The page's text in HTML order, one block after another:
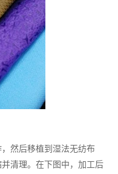
然后移植到湿法无纺布
清理。在下图中，加工后